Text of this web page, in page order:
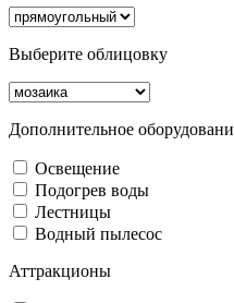
Выберите облицовку
Дополнительное
Освещение
Подогрев воды
Лестницы
Водный пылесос
Аттракционы